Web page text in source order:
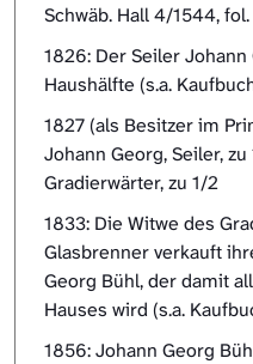
Schwäb. Hall 4/1544,
1826: Der Seiler
Haushälfte (s.a.
1827 (als Besitzer im
Johann Georg, Seiler,
Gradierwärter, zu 1/2
1833: Die Witwe des
Glasbrenner verkauft
Georg Bühl, der damit
Hauses wird (s.a.
1856: Johann Georg